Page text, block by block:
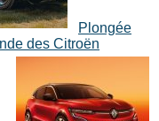
Plongée
des Citroën